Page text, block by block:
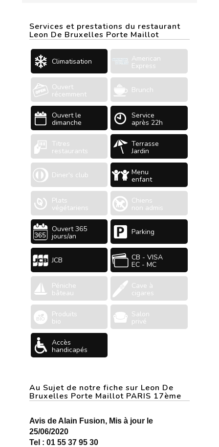
Services et prestations du restaurant
Leon De Bruxelles Porte Maillot
Climatisation American
Express
Ouvert
récemment Brunch
Ouvert le
dimanche
Service
après 22h
Titres
restaurants
Terrasse
Jardin
Diner's club Menu
enfant
Plats
végétariens
Chiens
non admis
Ouvert 365
jours/an Parking
JCB CB - VISA
EC - MC
Péniche
bâteau
Cave à
cigares
Produits
bio
Salon
privé
Accès
handicapés
Au Sujet de notre fiche sur Leon De
Bruxelles Porte Maillot PARIS 17ème
Avis de Alain Fusion, Mis à jour le
25/06/2020
Tel : 01 55 37 95 30